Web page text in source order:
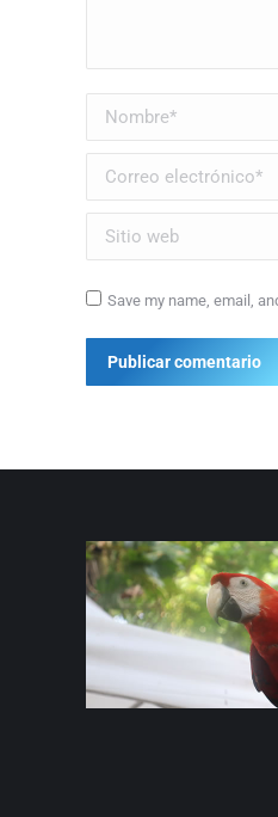
Nombre *
Correo electrónico *
Sitio web
Save my name, email,
Publicar comentario